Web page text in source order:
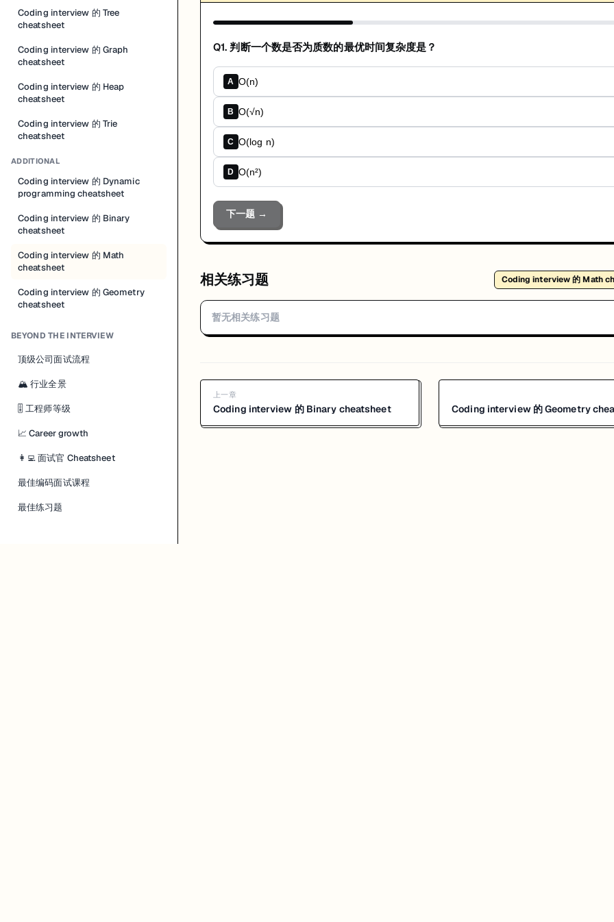
Coding interview 的 Tree
cheatsheet
Coding interview 的 Graph
cheatsheet
Coding interview 的 Heap
cheatsheet
Coding interview 的 Trie
cheatsheet
ADDITIONAL
Coding interview 的 Dynamic
programming cheatsheet
Coding interview 的 Binary
cheatsheet
Coding interview 的 Math
cheatsheet
Coding interview 的 Geometry
cheatsheet
BEYOND THE INTERVIEW
顶级公司面试流程
🏔 行业全景
🎚 工程师等级
📈 Career growth
👩‍💻 面试官 Cheatsheet
最佳编码面试课程
最佳练习题
Q1. 判断一个数是否为质数的最优时间复杂度是？
A O(n)
B O(√n)
C O(log n)
D O(n²)
下一题 →
相关练习题 Coding interview 的 Math
暂无相关练习题
上一章
Coding interview 的 Binary cheatsheet Coding interview 的 Geometry